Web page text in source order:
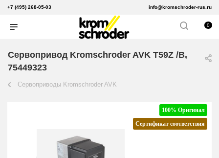
+7 (495) 268-05-03 info@kromschroder-rus.ru
0
Сервопривод Kromschroder AVK T59Z /B,
75449323
Сервоприводы Kromschroder AVK
100% Оригинал
Сертификат соответствия